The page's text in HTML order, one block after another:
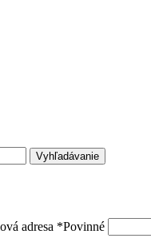
Vyhľadávanie
adresa *Povinné